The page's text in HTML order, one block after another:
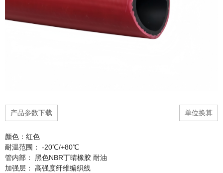
产品参数下载 单位换算
颜色：红色
耐温范围： -20℃/+80℃
管内部： 黑色NBR丁晴橡胶 耐油
加强层： 高强度纤维编织线